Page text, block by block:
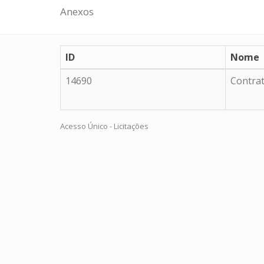
Anexos
ID Nome
14690
Acesso Único - Licitações